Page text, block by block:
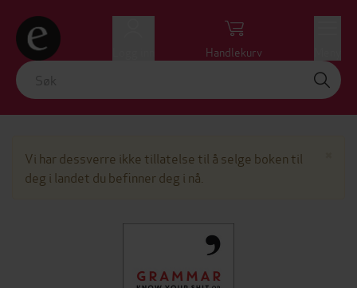
Handlekurv
Vi har dessverre ikke tillatelse til å selge boken til
deg i landet du befinner deg i nå.